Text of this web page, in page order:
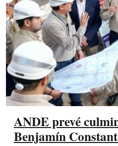
ANDE prevé
Benjamín